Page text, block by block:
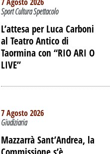
Sport Cultura Spettacolo
L’attesa per Luca Carboni
al Teatro Antico di
Taormina con “RIO ARI O
LIVE”
7 Agosto 2026
Giudiziaria
Mazzarrà Sant’Andrea, la